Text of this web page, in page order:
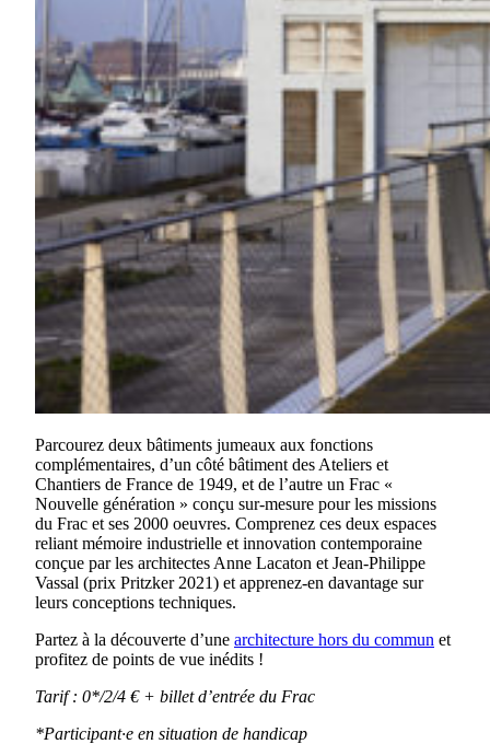
Parcourez deux bâtiments jumeaux aux fonctions
complémentaires, d’un côté bâtiment des Ateliers et
Chantiers de France de 1949, et de l’autre un Frac «
Nouvelle génération » conçu sur-mesure pour les missions
du Frac et ses 2000 oeuvres. Comprenez ces deux espaces
reliant mémoire industrielle et innovation contemporaine
conçue par les architectes Anne Lacaton et Jean-Philippe
Vassal (prix Pritzker 2021) et apprenez-en davantage sur
leurs conceptions techniques.
Partez à la découverte d’une architecture hors du commun et
profitez de points de vue inédits !
Tarif : 0*/2/4 € + billet d’entrée du Frac
*Participant·e en situation de handicap